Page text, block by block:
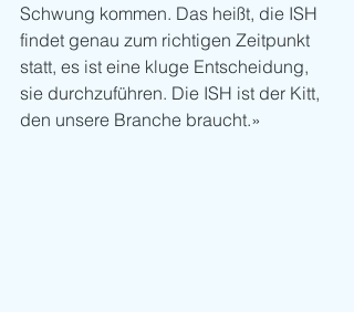
Schwung kommen. Das heißt, die ISH
findet genau zum richtigen Zeitpunkt
statt, es ist eine kluge Entscheidung,
sie durchzuführen. Die ISH ist der Kitt,
den unsere Branche braucht.»